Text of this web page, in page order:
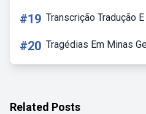
#19 Transcrição Tradução
#20 Tragédias Em Minas
Related Posts